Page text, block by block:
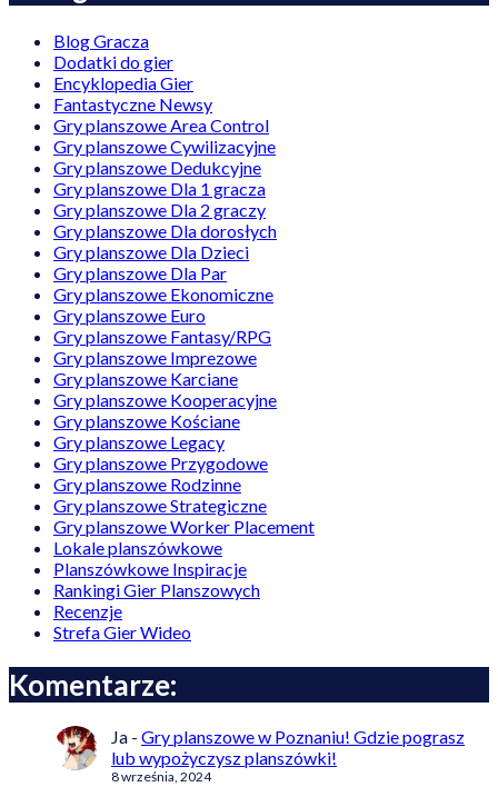
Blog Gracza
Dodatki do gier
Encyklopedia Gier
Fantastyczne Newsy
Gry planszowe Area Control
Gry planszowe Cywilizacyjne
Gry planszowe Dedukcyjne
Gry planszowe Dla 1 gracza
Gry planszowe Dla 2 graczy
Gry planszowe Dla dorosłych
Gry planszowe Dla Dzieci
Gry planszowe Dla Par
Gry planszowe Ekonomiczne
Gry planszowe Euro
Gry planszowe Fantasy/RPG
Gry planszowe Imprezowe
Gry planszowe Karciane
Gry planszowe Kooperacyjne
Gry planszowe Kościane
Gry planszowe Legacy
Gry planszowe Przygodowe
Gry planszowe Rodzinne
Gry planszowe Strategiczne
Gry planszowe Worker Placement
Lokale planszówkowe
Planszówkowe Inspiracje
Rankingi Gier Planszowych
Recenzje
Strefa Gier Wideo
Komentarze:
Ja - Gry planszowe w Poznaniu! Gdzie pograsz
lub wypożyczysz planszówki!
8 września, 2024